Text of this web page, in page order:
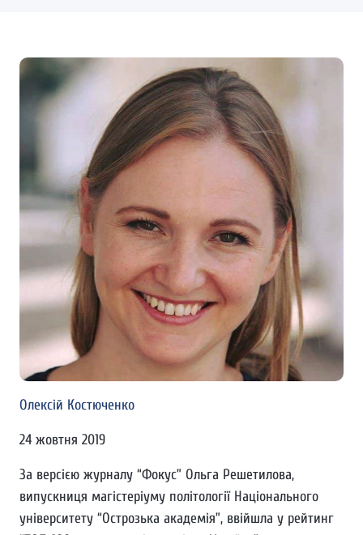
Олексій Костюченко
24 жовтня 2019
За версією журналу “Фокус” Ольга Решетилова,
випускниця магістеріуму політології Національного
університету “Острозька академія”, ввійшла у рейтинг